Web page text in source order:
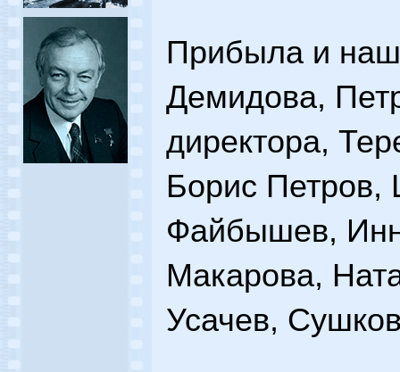
Прибыла и
Демидова,
директора,
Борис Петров,
Файбышев,
Макарова,
Усачев,